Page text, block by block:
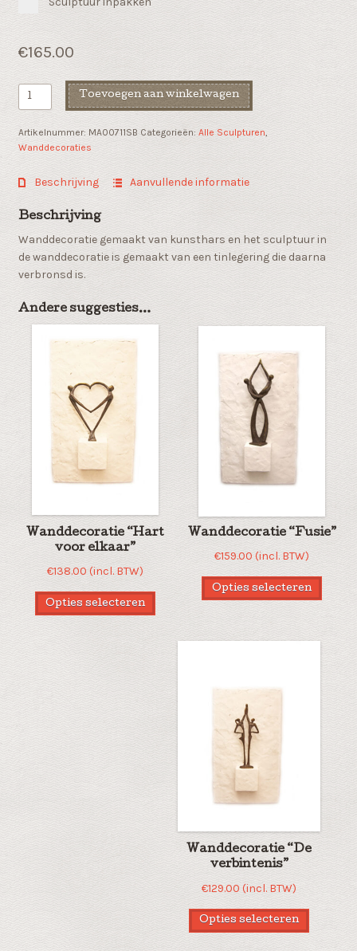
€165.00
Wanddecoratie
"Heart
to
heart"
Toevoegen aan winkelwagen
Artikelnummer: MA00711SB Categorieën: Alle Sculpturen,
Wanddecoraties
Beschrijving Aanvullende informatie
Beschrijving
Wanddecoratie gemaakt van kunsthars en het sculptuur in
de wanddecoratie is gemaakt van een tinlegering die daarna
verbronsd is.
Andere suggesties…
Wanddecoratie “Hart
voor elkaar”
€138.00 (incl. BTW)
Opties selecteren
Wanddecoratie “Fusie”
€159.00 (incl. BTW)
Opties selecteren
Wanddecoratie “De
verbintenis”
€129.00 (incl. BTW)
Opties selecteren